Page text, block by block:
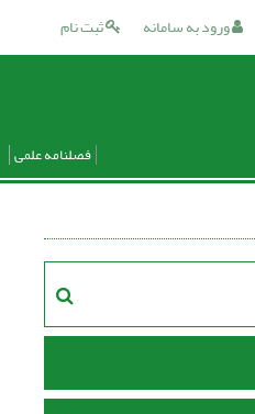
ثبت نام ورود به سامانه
فصلنامه علمی